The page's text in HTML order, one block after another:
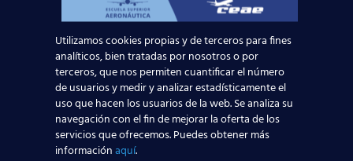
Equipo docente con amplia experiencia en el
sector y amor por la docencia;
Instalaciones modernas y homologadas por
AESA;
Tutores que velarán por tu correcto
progreso y aprendizaje;
Y un equipo de orientadores laborales que te
acompañarán hasta tu inserción laboral.
Utilizamos cookies propias y de terceros para fines
analíticos, bien tratadas por nosotros o por
terceros, que nos permiten cuantificar el número
de usuarios y medir y analizar estadísticamente el
uso que hacen los usuarios de la web. Se analiza su
navegación con el fin de mejorar la oferta de los
servicios que ofrecemos. Puedes obtener más
informaciónaquí.